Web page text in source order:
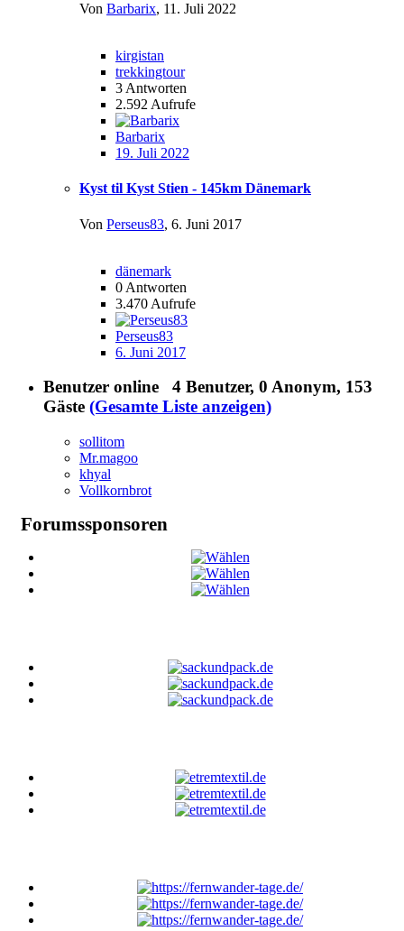
Von Barbarix, 11. Juli 2022
kirgistan
trekkingtour
3 Antworten
2.592 Aufrufe
Barbarix
19. Juli 2022
Kyst til Kyst Stien - 145km Dänemark
Von Perseus83, 6. Juni 2017
dänemark
0 Antworten
3.470 Aufrufe
Perseus83
6. Juni 2017
Benutzer online 4 Benutzer, 0 Anonym, 153
Gäste (Gesamte Liste anzeigen)
sollitom
Mr.magoo
khyal
Vollkornbrot
Forumssponsoren